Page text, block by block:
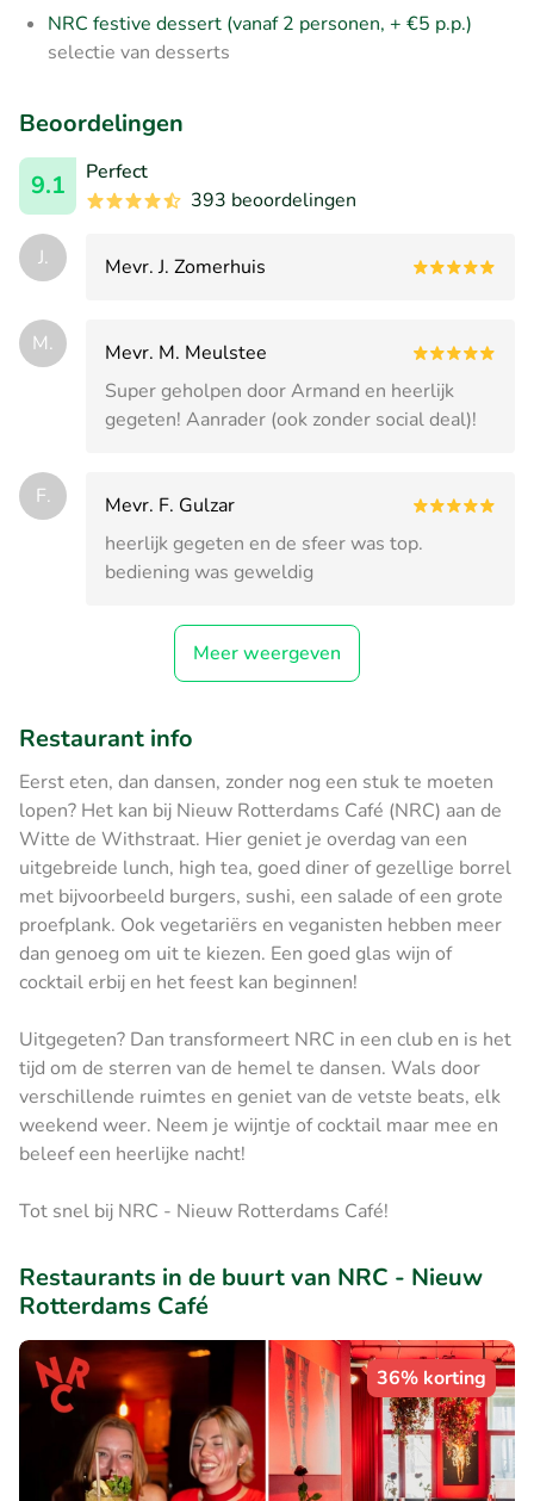
NRC festive dessert (vanaf 2 personen, + €5 p.p.)
selectie van desserts
Beoordelingen
9.1
Perfect
393 beoordelingen
J. Mevr. J. Zomerhuis
M.
Mevr. M. Meulstee
Super geholpen door Armand en heerlijk
gegeten! Aanrader (ook zonder social deal)!
F.
Mevr. F. Gulzar
heerlijk gegeten en de sfeer was top.
bediening was geweldig
Meer weergeven
Restaurant info
Eerst eten, dan dansen, zonder nog een stuk te moeten
lopen? Het kan bij Nieuw Rotterdams Café (NRC) aan de
Witte de Withstraat. Hier geniet je overdag van een
uitgebreide lunch, high tea, goed diner of gezellige borrel
met bijvoorbeeld burgers, sushi, een salade of een grote
proefplank. Ook vegetariërs en veganisten hebben meer
dan genoeg om uit te kiezen. Een goed glas wijn of
cocktail erbij en het feest kan beginnen!
Uitgegeten? Dan transformeert NRC in een club en is het
tijd om de sterren van de hemel te dansen. Wals door
verschillende ruimtes en geniet van de vetste beats, elk
weekend weer. Neem je wijntje of cocktail maar mee en
beleef een heerlijke nacht!
Tot snel bij NRC - Nieuw Rotterdams Café!
Restaurants in de buurt van NRC - Nieuw
Rotterdams Café
36% korting